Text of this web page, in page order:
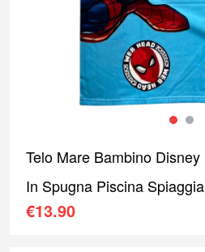
Telo Mare Bambino
In Spugna Piscina
€13.90